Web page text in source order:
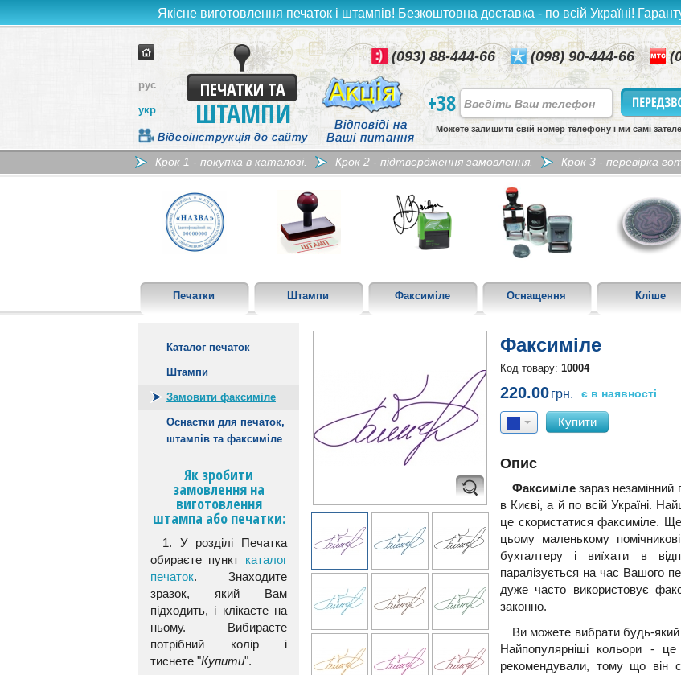
Якісне виготовлення печаток і штампів! Безкоштовна доставка - по всій Україні!
ПЕЧАТКИ ТА
ШТАМПИ
Відповіді на
Ваші питання
Відеоінструкція до сайту
рус
укр
(093) 88-444-66 (098) 90-444-66
+38
Можете залишити свій номер телефону і ми самі
Крок 1 - покупка в каталозі. Крок 2 - підтвердження замовлення. Крок 3 - перевірка
Печатки Штампи Факсиміле Оснащення Кліше
Каталог печаток
Штампи
Замовити факсиміле
Оснастки для печаток,
штампів та факсиміле
Як зробити
замовлення на
виготовлення
штампа або печатки:
1. У розділі Печатка
обираєте пункт каталог
печаток. Знаходите
зразок, який Вам
підходить, і клікаєте на
ньому. Вибираєте
потрібний колір і
тиснете "Купити".
Факсиміле
Код товару: 10004
220.00грн. є в наявності
Купити
Опис
Факсиміле зараз незамінний
в Києві, а й по всій Україні.
це скористатися факсиміле.
цьому маленькому
бухгалтеру і виїхати в
паралізується на час Вашого
дуже часто використовує
законно.
Ви можете вибрати будь-який
Найпопулярніші кольори -
рекомендували, тому що він